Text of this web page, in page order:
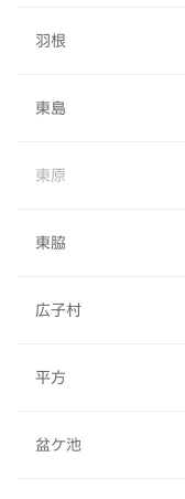
羽根
東島
東原
東脇
広子村
平方
盆ケ池